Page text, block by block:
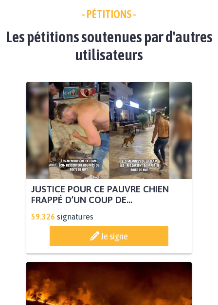
- PÉTITIONS -
Les pétitions soutenues par d'autres
utilisateurs
JUSTICE POUR CE PAUVRE CHIEN
FRAPPÉ D’UN COUP DE...
59.326 signatures
Je signe